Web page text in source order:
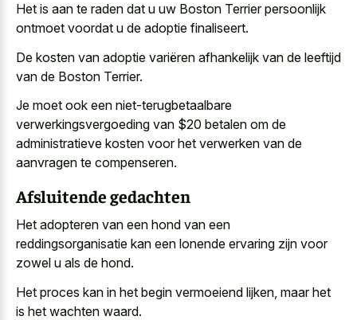
Het is aan te raden dat u uw Boston Terrier persoonlijk
ontmoet voordat u de adoptie finaliseert.
De kosten van adoptie variëren afhankelijk van de leeftijd
van de Boston Terrier.
Je moet ook een niet-terugbetaalbare
verwerkingsvergoeding van $20 betalen om de
administratieve kosten voor het verwerken van de
aanvragen te compenseren.
Afsluitende gedachten
Het adopteren van een hond van een
reddingsorganisatie kan een lonende ervaring zijn voor
zowel u als de hond.
Het proces kan in het begin vermoeiend lijken, maar het
is het wachten waard.